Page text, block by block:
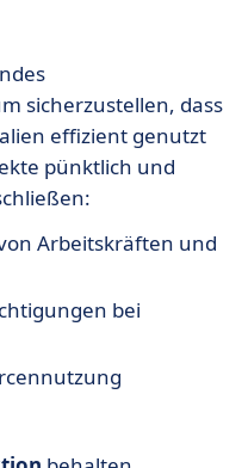
sicherzustellen, dass
effizient genutzt
pünktlich und
Arbeitskräften und
bei